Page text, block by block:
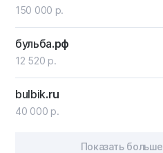
150 000 р.
бульба.рф
12 520 р.
bulbik.ru
40 000 р.
Показать больше